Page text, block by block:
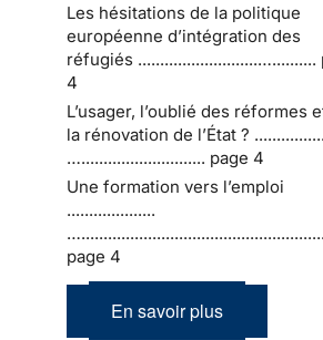
Les hésitations de la politique
européenne d’intégration des
réfugiés ...........................…..........
4
L’usager, l’oublié des réformes
la rénovation de l’État ?
…............................ page 4
Une formation vers l’emploi
....................
page 4
En savoir plus